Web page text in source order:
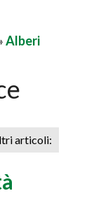
Alberi
articoli: